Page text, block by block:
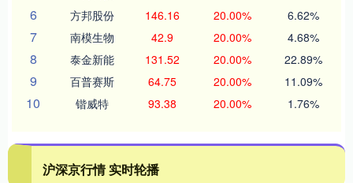
6 方邦股份 146.16 20.00% 6.62%
7 南模生物 42.9 20.00% 4.68%
8 泰金新能 131.52 20.00% 22.89%
9 百普赛斯 64.75 20.00% 11.09%
10 锴威特 93.38 20.00% 1.76%
沪深京行情 实时轮播